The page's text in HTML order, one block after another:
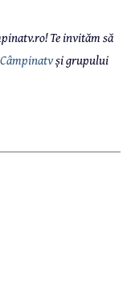
Te invităm să
Câmpinatvși grupului